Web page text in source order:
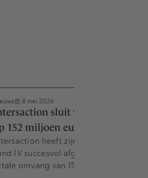
8 mei 2026
sluit vierde fonds af
152 miljoen euro
heeft zijn Intersaction
IV succesvol afgesloten met een
omvang van 152 miljoen euro.